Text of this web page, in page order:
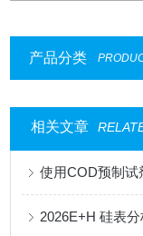
产品分类
相关文章
使用COD预制试